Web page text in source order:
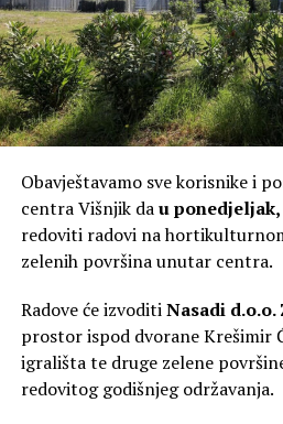
Obavještavamo sve korisnike i
centra Višnjik dauponedjeljak,
redoviti radovi na
zelenih površina unutar centra.
Radove će izvoditiNasadi d.o.o.
prostor ispod dvorane Krešimir
igrališta te druge zelene
redovitog godišnjeg održavanja.